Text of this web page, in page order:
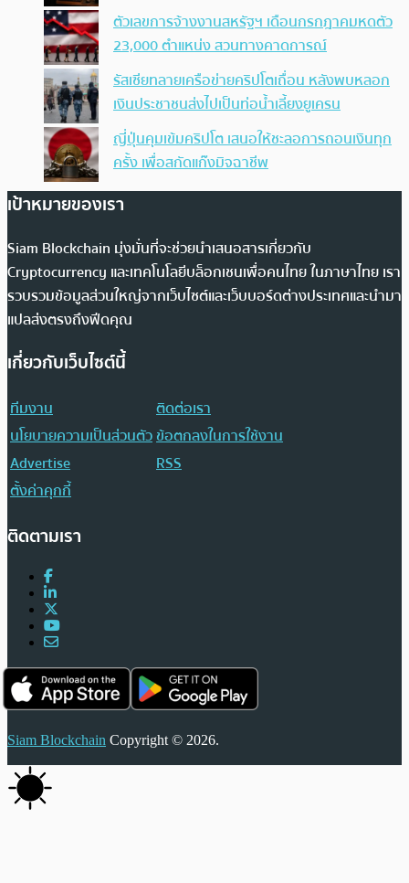
ตัวเลขการจ้างงานสหรัฐฯ เดือนกรกฎาคมหดตัว
23,000 ตำแหน่ง สวนทางคาดการณ์
รัสเซียทลายเครือข่ายคริปโตเถื่อน หลังพบหลอก
เงินประชาชนส่งไปเป็นท่อน้ำเลี้ยงยูเครน
ญี่ปุ่นคุมเข้มคริปโต เสนอให้ชะลอการถอนเงินทุก
ครั้ง เพื่อสกัดแก๊งมิจฉาชีพ
เป้าหมายของเรา
Siam Blockchain มุ่งมั่นที่จะช่วยนำเสนอสารเกี่ยวกับ
Cryptocurrency และเทคโนโลยีบล็อกเชนเพื่อคนไทย ในภาษาไทย เรา
รวบรวมข้อมูลส่วนใหญ่จากเว็บไซต์และเว็บบอร์ดต่างประเทศและนำมา
แปลส่งตรงถึงฟีดคุณ
เกี่ยวกับเว็บไซต์นี้
ทีมงาน
ติดต่อเรา
นโยบายความเป็นส่วนตัวข้อตกลงในการใช้งาน
Advertise
RSS
ตั้งค่าคุกกี้
ติดตามเรา
Siam Blockchain Copyright © 2026.